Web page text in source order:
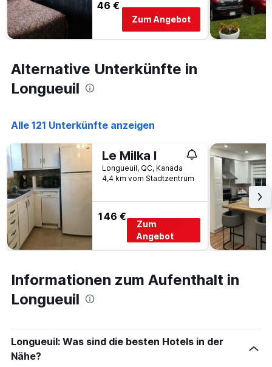
hat
1
Y-
den
durchschnittlichen
Zimmerpreis
46 €
Zum Angebot
Alternative Unterkünfte in
Longueuil
Alle 121 Unterkünfte anzeigen
Le Milka I
Longueuil, QC, Kanada
4,4 km vom Stadtzentrum
146 €
Zum
Angebot
Informationen zum Aufenthalt in
Longueuil
Longueuil: Was sind die besten Hotels in der
Nähe?